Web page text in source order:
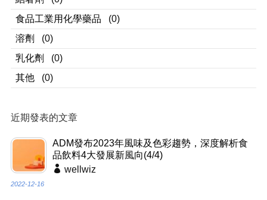
食品工業用化學藥品
(0)
溶劑
(0)
乳化劑
(0)
其他
(0)
近期發表的文章
ADM發布2023年風味及色彩趨勢，深度解析食
品飲料4大發展新風向(4/4)
wellwiz
2022-12-16